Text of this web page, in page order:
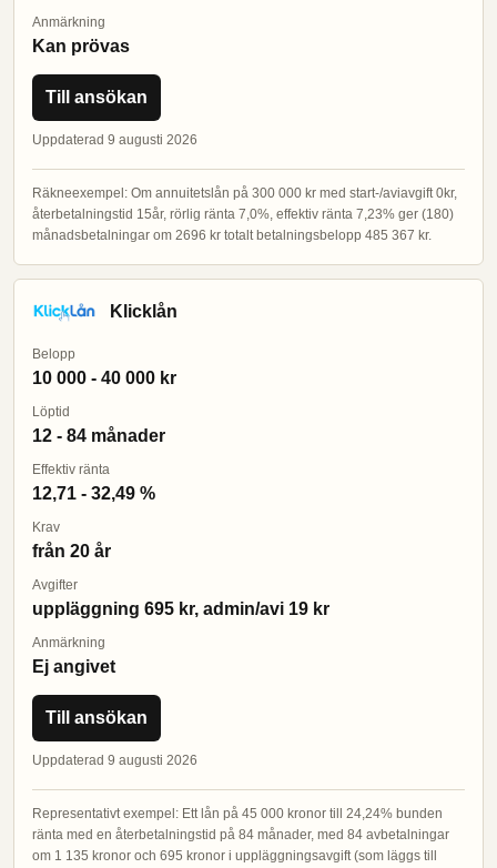
Anmärkning
Kan prövas
Till ansökan
Uppdaterad 9 augusti 2026
Räkneexempel: Om annuitetslån på 300 000 kr med start-/aviavgift 0kr,
återbetalningstid 15år, rörlig ränta 7,0%, effektiv ränta 7,23% ger (180)
månadsbetalningar om 2696 kr totalt betalningsbelopp 485 367 kr.
Klicklån
Belopp
10 000 - 40 000 kr
Löptid
12 - 84 månader
Effektiv ränta
12,71 - 32,49 %
Krav
från 20 år
Avgifter
uppläggning 695 kr, admin/avi 19 kr
Anmärkning
Ej angivet
Till ansökan
Uppdaterad 9 augusti 2026
Representativt exempel: Ett lån på 45 000 kronor till 24,24% bunden
ränta med en återbetalningstid på 84 månader, med 84 avbetalningar
om 1 135 kronor och 695 kronor i uppläggningsavgift (som läggs till